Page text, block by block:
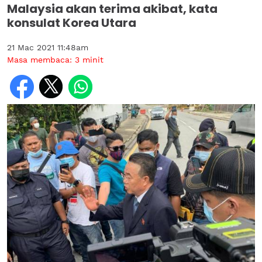
Malaysia akan terima akibat, kata
konsulat Korea Utara
21 Mac 2021 11:48am
Masa membaca: 3 minit